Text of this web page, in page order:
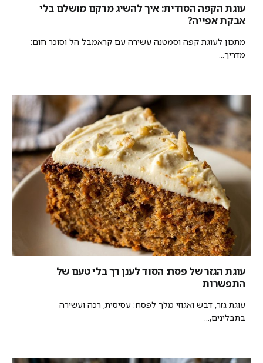
עוגת הקפה הסודית: איך להשיג מרקם מושלם בלי
אבקת אפייה?
מתכון לעוגת קפה וסמטנה עשירה עם קראמבל הל וסוכר חום:
מדריך...
עוגת הגזר של פסח: הסוד לענן רך בלי טעם של
התפשרות
עוגת גזר, דבש ואגוזי מלך לפסח: עסיסית, רכה ועשירה
בתבלינים,...